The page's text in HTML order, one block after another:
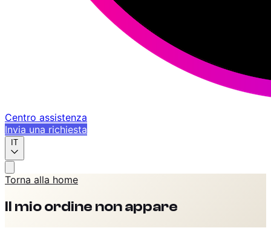
Centro assistenza
Invia una richiesta
IT
Torna alla home
Il mio ordine non appare